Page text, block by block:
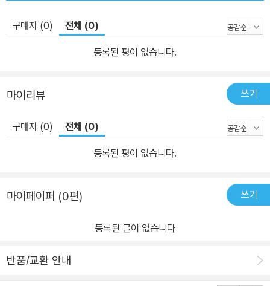
구매자 (0) 전체 (0)
등록된 평이 없습니다.
마이리뷰 쓰기
구매자 (0) 전체 (0)
등록된 평이 없습니다.
마이페이퍼 (0편) 쓰기
등록된 글이 없습니다
반품/교환 안내